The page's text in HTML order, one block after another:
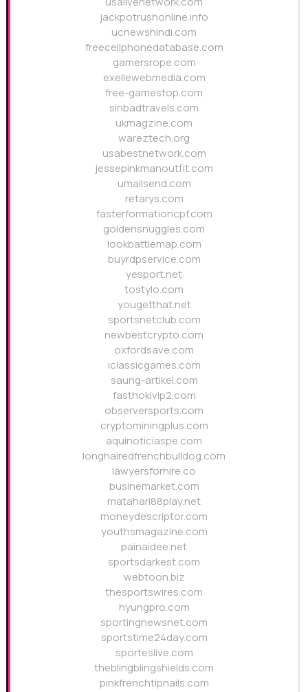
jackpotrushonline.info
ucnewshindi.com
freecellphonedatabase.com
gamersrope.com
exellewebmedia.com
free-gamestop.com
sinbadtravels.com
ukmagzine.com
wareztech.org
usabestnetwork.com
jessepinkmanoutfit.com
umailsend.com
retarys.com
fasterformationcpf.com
goldensnuggles.com
lookbattlemap.com
buyrdpservice.com
yesport.net
tostylo.com
yougetthat.net
sportsnetclub.com
newbestcrypto.com
oxfordsave.com
iclassicgames.com
saung-artikel.com
fasthokivip2.com
observersports.com
cryptominingplus.com
aquinoticiaspe.com
longhairedfrenchbulldog.com
lawyersforhire.co
businemarket.com
matahari88play.net
moneydescriptor.com
youthsmagazine.com
painaidee.net
sportsdarkest.com
webtoon.biz
thesportswires.com
hyungpro.com
sportingnewsnet.com
sportstime24day.com
sporteslive.com
theblingblingshields.com
pinkfrenchtipnails.com